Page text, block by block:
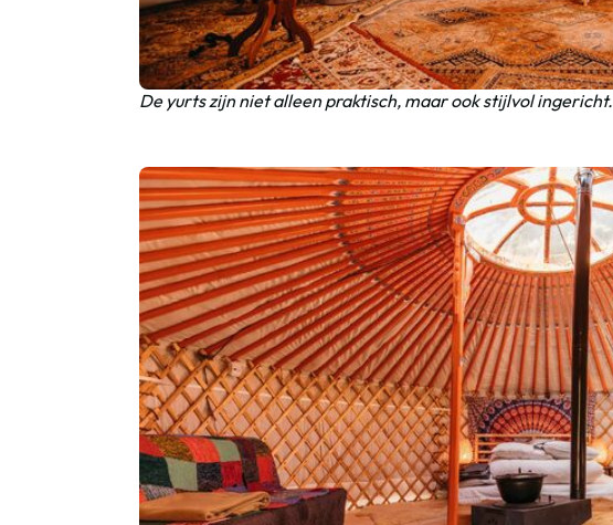
De yurts zijn niet alleen praktisch, maar ook stijlvol ingericht.